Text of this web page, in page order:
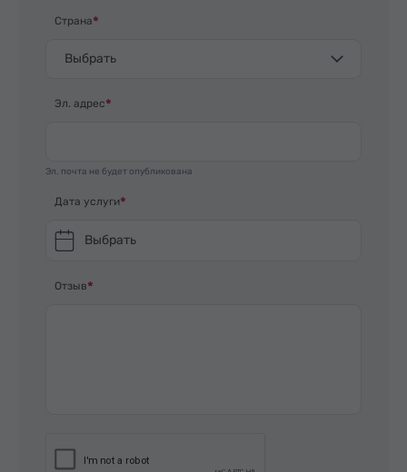
Страна
Выбрать
Эл. адрес
Эл. почта не будет опубликована
Дата услуги
Выбрать
Отзыв